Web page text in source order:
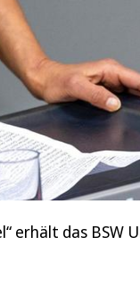
erhält das BSW